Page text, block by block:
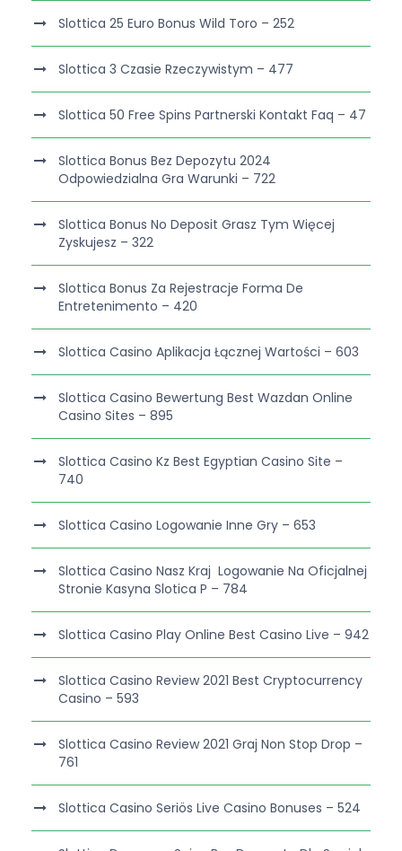
Slottica 25 Euro Bonus Wild Toro – 252
Slottica 3 Czasie Rzeczywistym – 477
Slottica 50 Free Spins Partnerski Kontakt Faq – 47
Slottica Bonus Bez Depozytu 2024
Odpowiedzialna Gra Warunki – 722
Slottica Bonus No Deposit Grasz Tym Więcej
Zyskujesz – 322
Slottica Bonus Za Rejestracje Forma De
Entretenimento – 420
Slottica Casino Aplikacja Łącznej Wartości – 603
Slottica Casino Bewertung Best Wazdan Online
Casino Sites – 895
Slottica Casino Kz Best Egyptian Casino Site –
740
Slottica Casino Logowanie Inne Gry – 653
Slottica Casino Nasz Kraj ️ Logowanie Na Oficjalnej
Stronie Kasyna Slotica P – 784
Slottica Casino Play Online Best Casino Live – 942
Slottica Casino Review 2021 Best Cryptocurrency
Casino – 593
Slottica Casino Review 2021 Graj Non Stop Drop –
761
Slottica Casino Seriös Live Casino Bonuses – 524